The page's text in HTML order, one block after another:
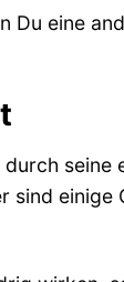
Du eine
durch seine
sind einige